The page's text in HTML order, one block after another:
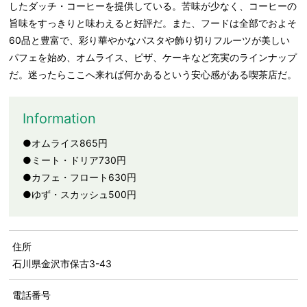
したダッチ・コーヒーを提供している。苦味が少なく、コーヒーの
旨味をすっきりと味わえると好評だ。また、フードは全部でおよそ
60品と豊富で、彩り華やかなパスタや飾り切りフルーツが美しい
パフェを始め、オムライス、ピザ、ケーキなど充実のラインナップ
だ。迷ったらここへ来れば何かあるという安心感がある喫茶店だ。
Information
●オムライス865円
●ミート・ドリア730円
●カフェ・フロート630円
●ゆず・スカッシュ500円
住所
石川県金沢市保古3-43
電話番号